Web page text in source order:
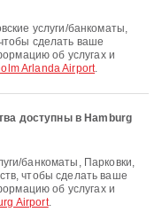
сделать ваше
об услугах и
Arlanda Airport.
доступны в Hamburg
чтобы сделать ваше
об услугах и
Airport.